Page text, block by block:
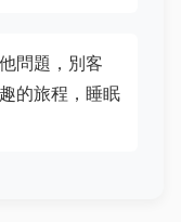
問題，別客
的旅程，睡眠